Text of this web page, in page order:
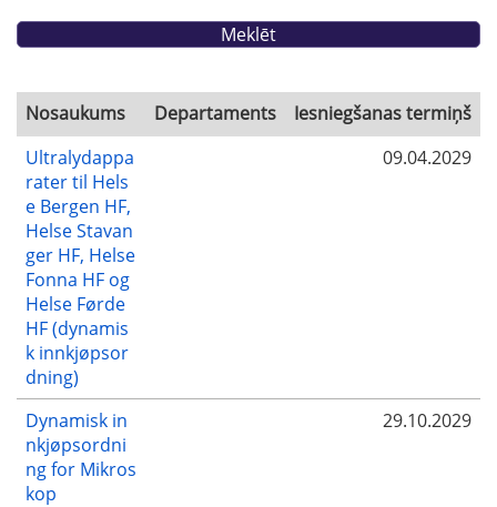
Nosaukums Departaments
Iesniegšanas termiņš
Ultralydappa
rater til Hels
e Bergen HF,
Helse Stavan
ger HF, Helse
Fonna HF og
Helse Førde
HF (dynamis
k innkjøpsor
dning)
09.04.2029
Dynamisk in
nkjøpsordni
ng for Mikros
kop
29.10.2029